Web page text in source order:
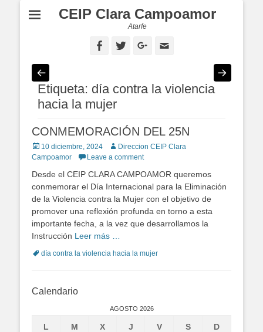
CEIP Clara Campoamor
Atarfe
FacebookTwitterGoogleplus
Etiqueta: día contra la violencia
hacia la mujer
CONMEMORACIÓN DEL 25N
Posted
on
10 diciembre, 2024 AuthorDireccion CEIP Clara
Campoamor
Leave a comment
Desde el CEIP CLARA CAMPOAMOR queremos
conmemorar el Día Internacional para la Eliminación
de la Violencia contra la Mujer con el objetivo de
promover una reflexión profunda en torno a esta
importante fecha, a la vez que desarrollamos la
Instrucción Leer más …
Tagsdía contra la violencia hacia la mujer
Calendario
AGOSTO 2026
L M X J V S D